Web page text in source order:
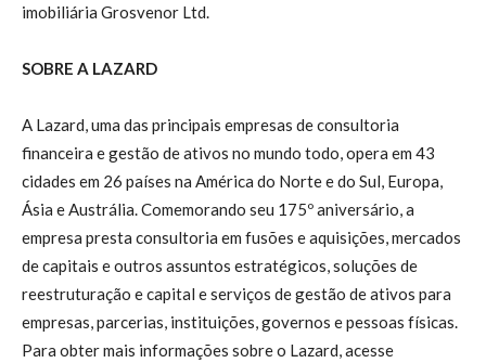
imobiliária Grosvenor Ltd.
SOBRE A LAZARD
A Lazard, uma das principais empresas de consultoria
financeira e gestão de ativos no mundo todo, opera em 43
cidades em 26 países na América do Norte e do Sul, Europa,
Ásia e Austrália. Comemorando seu 175º aniversário, a
empresa presta consultoria em fusões e aquisições, mercados
de capitais e outros assuntos estratégicos, soluções de
reestruturação e capital e serviços de gestão de ativos para
empresas, parcerias, instituições, governos e pessoas físicas.
Para obter mais informações sobre o Lazard, acesse